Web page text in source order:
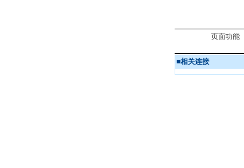
页面功能
■相关连接